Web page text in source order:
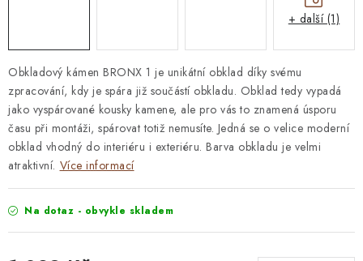
Obkladový kámen BRONX 1 je unikátní obklad díky svému
zpracování, kdy je spára již součástí obkladu. Obklad tedy vypadá
jako vyspárované kousky kamene, ale pro vás to znamená úsporu
času při montáži, spárovat totiž nemusíte. Jedná se o velice moderní
obklad vhodný do interiéru i exteriéru. Barva obkladu je velmi
atraktivní. Více informací
Na dotaz - obvykle skladem
+ další (1)